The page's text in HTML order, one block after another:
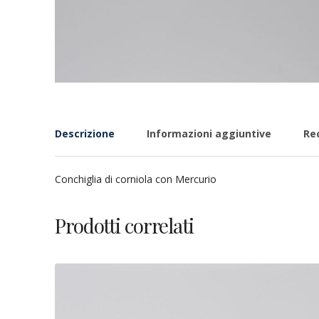
Descrizione Informazioni aggiuntive
Conchiglia di corniola con Mercurio
Prodotti correlati